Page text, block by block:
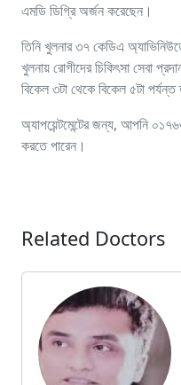
এমডি ডিগ্রি অর্জন করেছেন।
তিনি খুলনার ৩৭ কেডিএ
খুলনায় রোগীদের চিকিৎসা সেবা
বিকেল ৩টা থেকে বিকেল ৫টা পর্যন্ত
অ্যাপয়েন্টমেন্টের জন্য, আপনি
করতে পারেন।
Related Doctors